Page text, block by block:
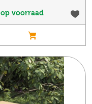
op voorraad